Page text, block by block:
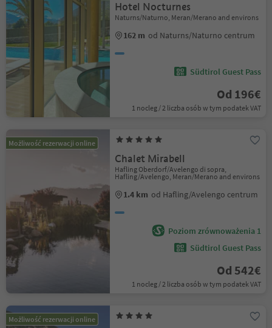
Hotel Nocturnes
Naturns/Naturno, Meran/Merano and environs
162 m od Naturns/Naturno centrum
Südtirol Guest Pass
Od 196€
1 nocleg / 2 liczba osób w tym podatek VAT
Możliwość rezerwacji online
Chalet Mirabell
Hafling Oberdorf/Avelengo di sopra,
Hafling/Avelengo, Meran/Merano and environs
1.4 km od Hafling/Avelengo centrum
Poziom zrównoważenia 1
Südtirol Guest Pass
Od 542€
1 nocleg / 2 liczba osób w tym podatek VAT
Możliwość rezerwacji online